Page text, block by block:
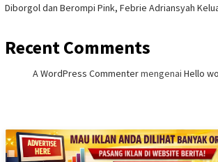
Diborgol dan Berompi Pink, Febrie Adriansyah
Recent Comments
A WordPress Commentermengenai Hello